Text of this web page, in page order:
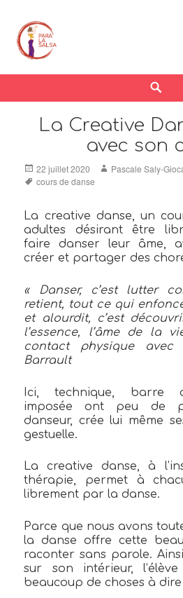
content
La Creative
avec son
Posted
on
22 juillet 2020 Author
Pascale Saly-
Tags
cours de danse
La creative danse, un
adultes désirant être
faire danser leur âme,
créer et partager des
« Danser, c’est lutter
retient, tout ce qui
et alourdit, c’est
l’essence, l’âme de la
contact physique
Barrault
Ici, technique, barre
imposée ont peu de
danseur, crée lui même
gestuelle.
La creative danse, à
thérapie, permet à
librement par la danse.
Parce que nous avons
la danse offre cette
raconter sans parole.
sur son intérieur,
beaucoup de choses à dire